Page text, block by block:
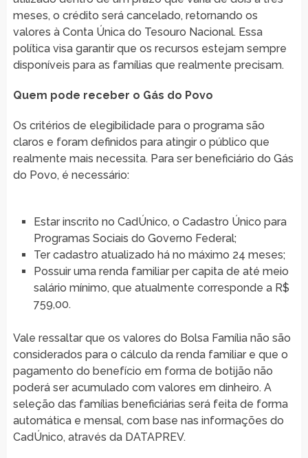
meses, o crédito será cancelado, retornando os
valores à Conta Única do Tesouro Nacional. Essa
política visa garantir que os recursos estejam sempre
disponíveis para as famílias que realmente precisam.
Quem pode receber o Gás do Povo
Os critérios de elegibilidade para o programa são
claros e foram definidos para atingir o público que
realmente mais necessita. Para ser beneficiário do Gás
do Povo, é necessário:
Estar inscrito no CadÚnico, o Cadastro Único para
Programas Sociais do Governo Federal;
Ter cadastro atualizado há no máximo 24 meses;
Possuir uma renda familiar per capita de até meio
salário mínimo, que atualmente corresponde a R$
759,00.
Vale ressaltar que os valores do Bolsa Família não são
considerados para o cálculo da renda familiar e que o
pagamento do benefício em forma de botijão não
poderá ser acumulado com valores em dinheiro. A
seleção das famílias beneficiárias será feita de forma
automática e mensal, com base nas informações do
CadÚnico, através da DATAPREV.